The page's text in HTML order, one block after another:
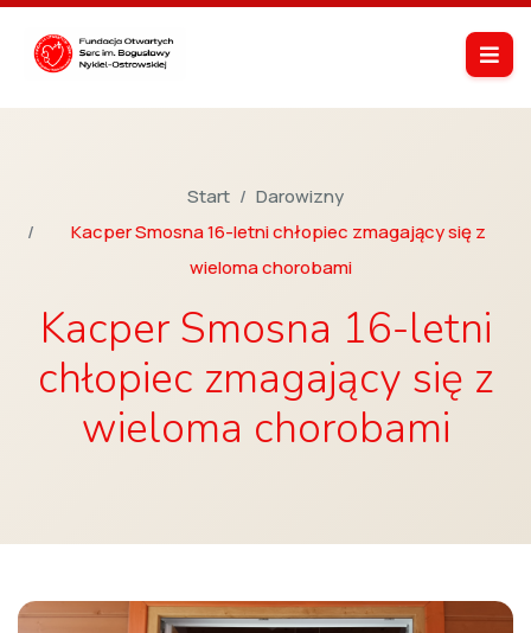
Start
Darowizny
Kacper Smosna 16-letni chłopiec zmagający się z
wieloma chorobami
Kacper Smosna 16-letni
chłopiec zmagający się z
wieloma chorobami